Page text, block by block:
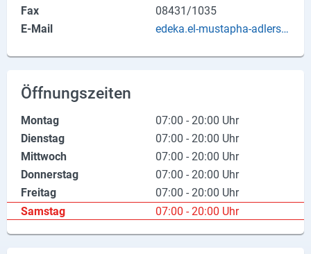
Fax
08431/1035
E-Mail
edeka.el-mustapha-adlerstr.
Öffnungszeiten
Montag
07:00 - 20:00 Uhr
Dienstag
07:00 - 20:00 Uhr
Mittwoch
07:00 - 20:00 Uhr
Donnerstag
07:00 - 20:00 Uhr
Freitag
07:00 - 20:00 Uhr
Samstag
07:00 - 20:00 Uhr
Firmen
Impressum
Datenschutz
Social Media